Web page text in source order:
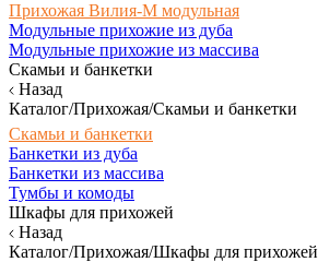
Прихожая Вилия-М модульная
Модульные прихожие из дуба
Модульные прихожие из массива
Скамьи и банкетки
Назад
Каталог/Прихожая/Скамьи и банкетки
Скамьи и банкетки
Банкетки из дуба
Банкетки из массива
Тумбы и комоды
Шкафы для прихожей
Назад
Каталог/Прихожая/Шкафы для прихожей